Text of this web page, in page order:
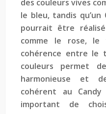
des couleurs vives
le bleu, tandis qu’un
pourrait être
comme le rose,
cohérence entre le
couleurs permet
harmonieuse et
cohérent au
important de